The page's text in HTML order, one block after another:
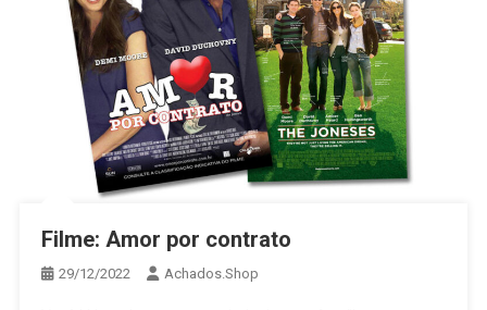
Filme: Amor por contrato
29/12/2022 Achados.Shop